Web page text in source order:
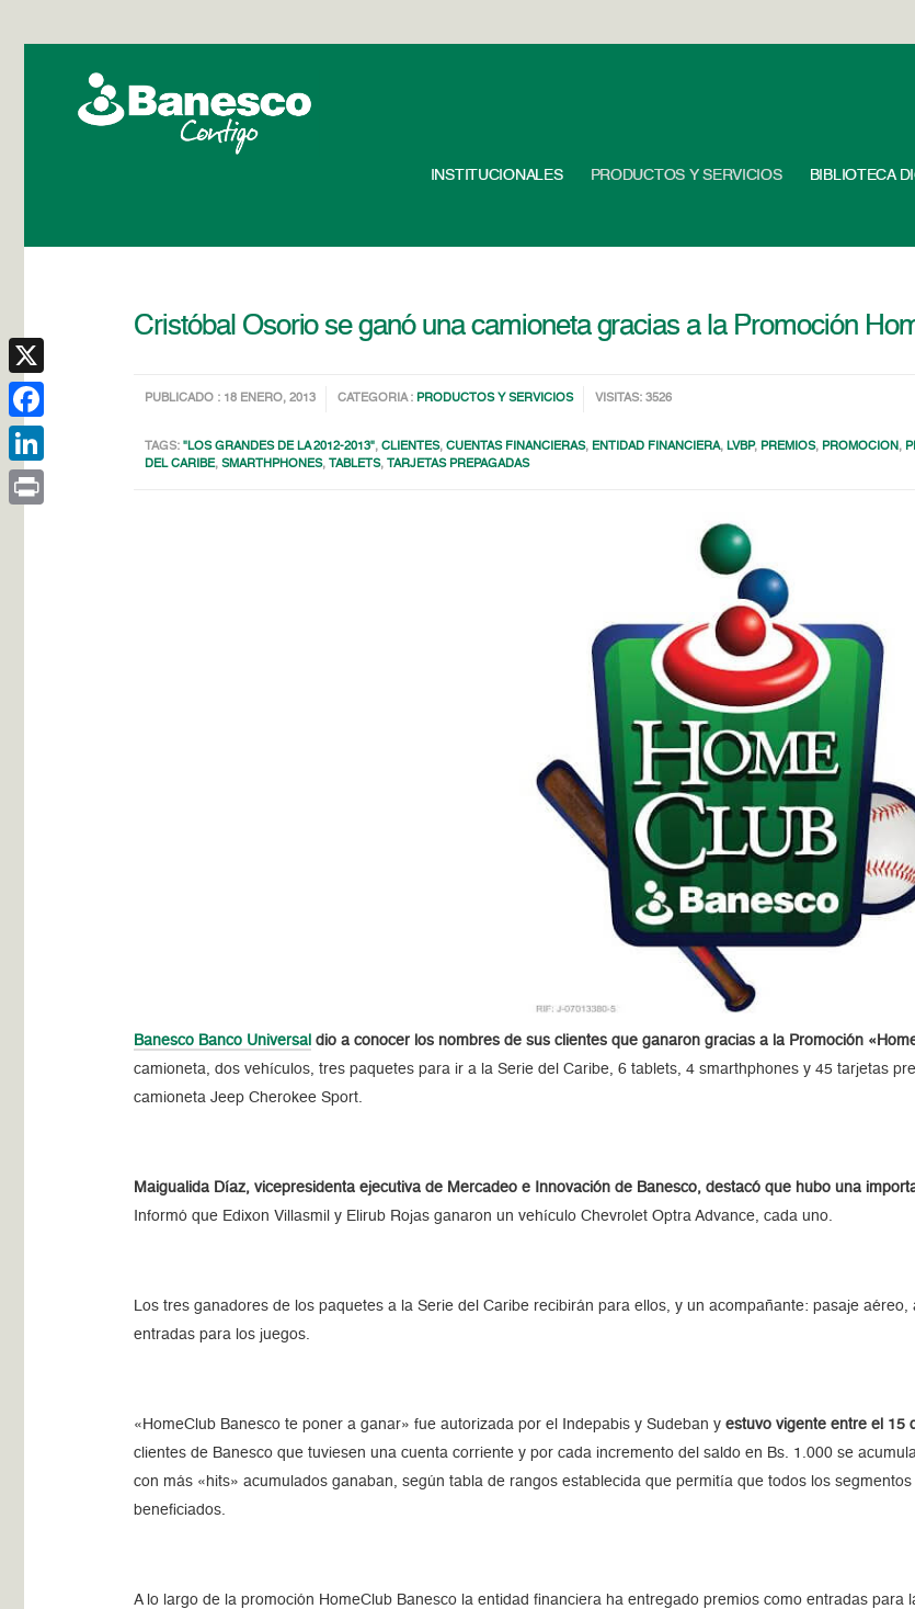
INSTITUCIONALES PRODUCTOS Y SERVICIOS BIBLIOTECA
Cristóbal Osorio se ganó una camioneta gracias a la Promoción
PUBLICADO : 18 ENERO, 2013 CATEGORIA : PRODUCTOS Y SERVICIOS VISITAS: 3526
TAGS:"LOS GRANDES DE LA 2012-2013",CLIENTES,CUENTAS FINANCIERAS, ENTIDAD FINANCIERA, LVBP, PREMIOS, PROMOCION ,
DEL CARIBE,SMARTHPHONES, TABLETS, TARJETAS PREPAGADAS
Banesco Banco Universal dio a conocer los nombres de sus clientes que ganaron gracias a la Promoción
camioneta, dos vehículos, tres paquetes para ir a la Serie del Caribe, 6 tablets, 4 smarthphones y 45 tarjetas
camioneta Jeep Cherokee Sport.
Maigualida Díaz, vicepresidenta ejecutiva de Mercadeo e Innovación de Banesco, destacó que hubo una
Informó que Edixon Villasmil y Elirub Rojas ganaron un vehículo Chevrolet Optra Advance, cada uno.
Los tres ganadores de los paquetes a la Serie del Caribe recibirán para ellos, y un acompañante: pasaje
entradas para los juegos.
«HomeClub Banesco te poner a ganar» fue autorizada por el Indepabis y Sudeban y estuvo vigente entre el 15
clientes de Banesco que tuviesen una cuenta corriente y por cada incremento del saldo en Bs. 1.000 se
con más «hits» acumulados ganaban, según tabla de rangos establecida que permitía que todos los
beneficiados.
A lo largo de la promoción HomeClub Banesco la entidad financiera ha entregado premios como entradas para
X
Facebook
LinkedIn